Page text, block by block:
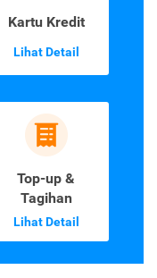
Kartu Kredit
Lihat Detail
Top-up &
Tagihan
Lihat Detail